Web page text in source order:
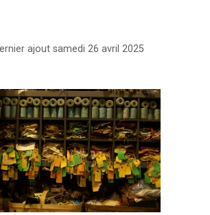
ajout samedi 26 avril 2025